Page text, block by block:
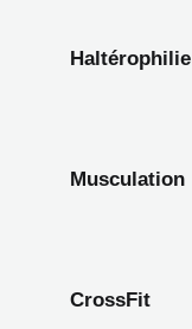
Haltérophilie
Musculation
CrossFit